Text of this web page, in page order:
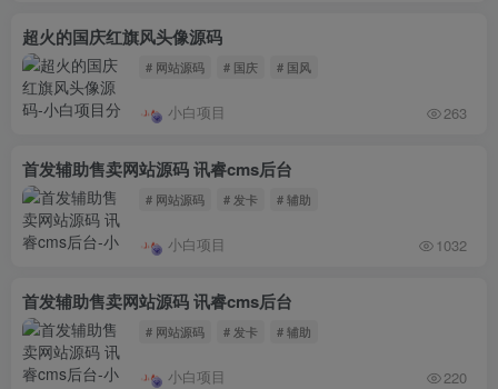
超火的国庆红旗风头像源码
# 网站源码 # 国庆 # 国风
小白项目 263
首发辅助售卖网站源码 讯睿cms后台
# 网站源码 # 发卡 # 辅助
小白项目 1032
首发辅助售卖网站源码 讯睿cms后台
# 网站源码 # 发卡 # 辅助
小白项目 220